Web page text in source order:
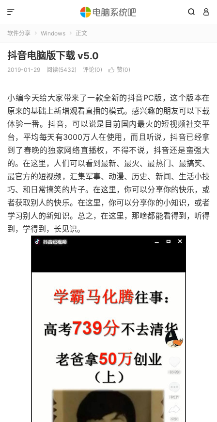
 

软件分享  Windows  正文
抖音电脑版下载 v5.0
2019-01-29 阅读(5432) 评论(0)  赞(0)
小编今天给大家带来了一款全新的抖音PC版，这个版本在
原来的基础上新增观看直播的模式。感兴趣的朋友可以下载
体验一番。抖音，可以说是目前国内最火的短视频社交平
台，平均每天有3000万人在使用，而且听说，抖音已经拿
到了春晚的独家网络直播权，不得不说，抖音还是蛮强大
的。在这里，人们可以看到最新、最火、最热门、最搞笑、
最官方的短视频，汇集军事、动漫、历史、新闻、生活小技
巧、和日常搞笑的片子。在这里，你可以分享你的快乐，或
者获取别人的快乐。在这里，你可以分享你的小知识，或者
学习别人的新知识。总之，在这里，那啥都能看得到，听得
到，学得到，长见识。